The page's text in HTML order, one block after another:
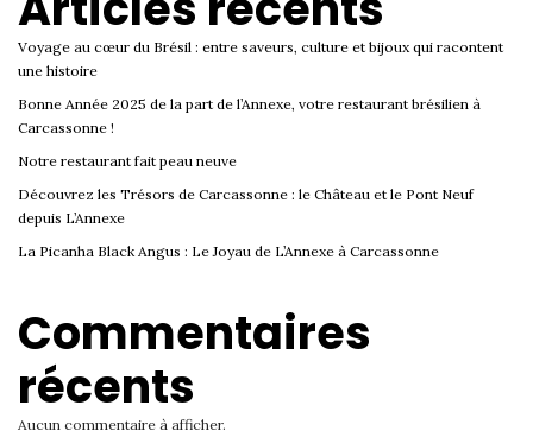
Voyage au cœur du Brésil : entre saveurs, culture et bijoux qui racontent
une histoire
Bonne Année 2025 de la part de l’Annexe, votre restaurant brésilien à
Carcassonne !
Notre restaurant fait peau neuve
Découvrez les Trésors de Carcassonne : le Château et le Pont Neuf
depuis L’Annexe
La Picanha Black Angus : Le Joyau de L’Annexe à Carcassonne
Commentaires
récents
Aucun commentaire à afficher.